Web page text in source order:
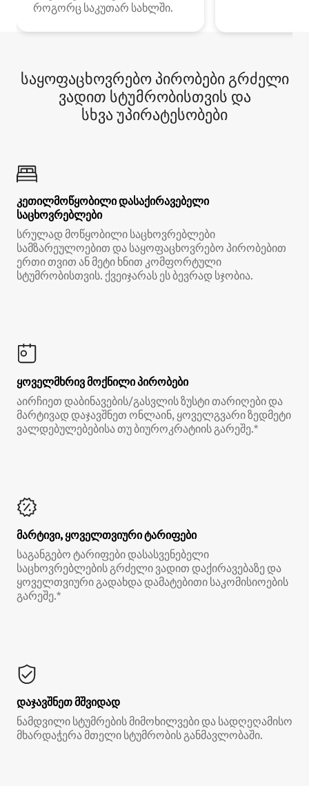
როგორც საკუთარ სახლში.
საყოფაცხოვრებო პირობები გრძელი
ვადით სტუმრობისთვის და
სხვა უპირატესობები
კეთილმოწყობილი დასაქირავებელი
საცხოვრებლები
სრულად მოწყობილი საცხოვრებლები
სამზარეულოებით და საყოფაცხოვრებო პირობებით
ერთი თვით ან მეტი ხნით კომფორტული
სტუმრობისთვის. ქვეიჯარას ეს ბევრად სჯობია.
ყოველმხრივ მოქნილი პირობები
აირჩიეთ დაბინავების/გასვლის ზუსტი თარიღები და
მარტივად დაჯავშნეთ ონლაინ, ყოველგვარი ზედმეტი
ვალდებულებებისა თუ ბიუროკრატიის გარეშე.*
მარტივი, ყოველთვიური ტარიფები
საგანგებო ტარიფები დასასვენებელი
საცხოვრებლების გრძელი ვადით დაქირავებაზე და
ყოველთვიური გადახდა დამატებითი საკომისიოების
გარეშე.*
დაჯავშნეთ მშვიდად
ნამდვილი სტუმრების მიმოხილვები და სადღეღამისო
მხარდაჭერა მთელი სტუმრობის განმავლობაში.